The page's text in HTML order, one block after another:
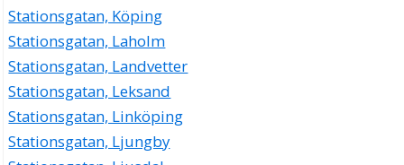
Stationsgatan, Köping
Stationsgatan, Laholm
Stationsgatan, Landvetter
Stationsgatan, Leksand
Stationsgatan, Linköping
Stationsgatan, Ljungby